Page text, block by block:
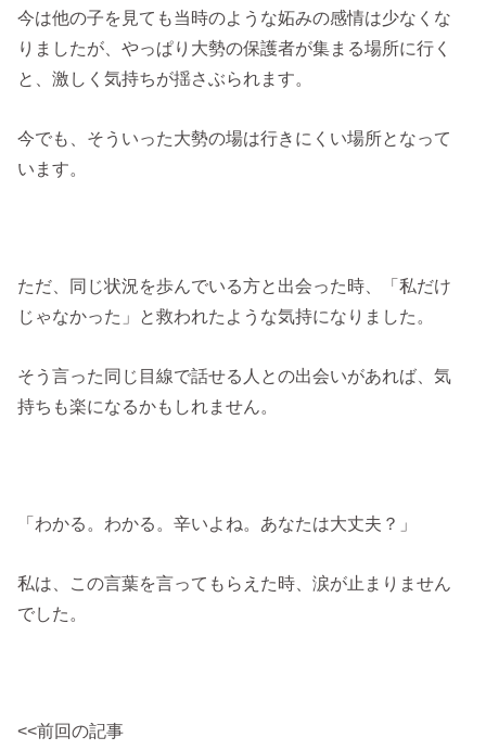
今は他の子を見ても当時のような妬みの感情は少なくな
りましたが、やっぱり大勢の保護者が集まる場所に行く
と、激しく気持ちが揺さぶられます。
今でも、そういった大勢の場は行きにくい場所となって
います。
ただ、同じ状況を歩んでいる方と出会った時、「私だけ
じゃなかった」と救われたような気持になりました。
そう言った同じ目線で話せる人との出会いがあれば、気
持ちも楽になるかもしれません。
「わかる。わかる。辛いよね。あなたは大丈夫？」
私は、この言葉を言ってもらえた時、涙が止まりません
でした。
<<前回の記事